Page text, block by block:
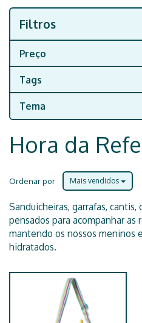
Filtros
Filtros
Preço
Tags
Tema
Hora da
Ordenar por Mais vendidos
Sanduicheiras, garrafas,
pensados para acompanhar as
mantendo os nossos meninos
hidratados.